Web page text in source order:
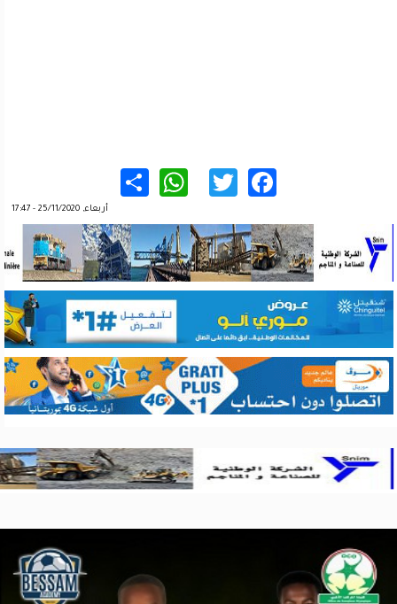
Facebook
Twitter
WhatsApp
أربعاء, 25/11/2020 - 17:47